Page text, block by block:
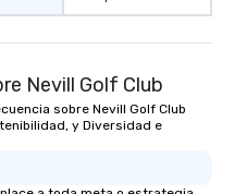
Nevill Golf Club
sobre Nevill Golf Club
y Diversidad e